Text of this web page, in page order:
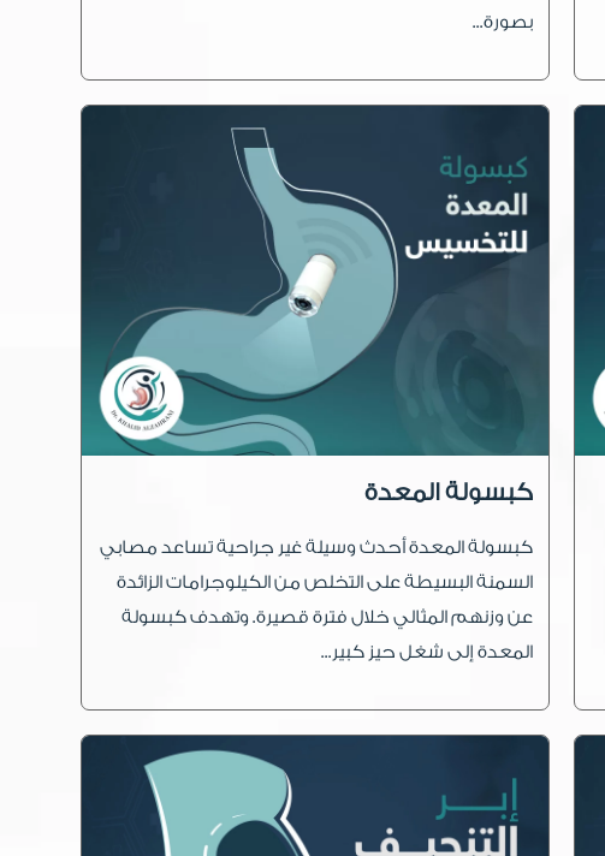
بصورة...
كبسولة المعدة
كبسولة المعدة أحدث وسيلة غير جراحية تساعد مصابي
السمنة البسيطة على التخلص من الكيلوجرامات الزائدة
عن وزنهم المثالي خلال فترة قصيرة. وتهدف كبسولة
المعدة إلى شغل حيز كبير...